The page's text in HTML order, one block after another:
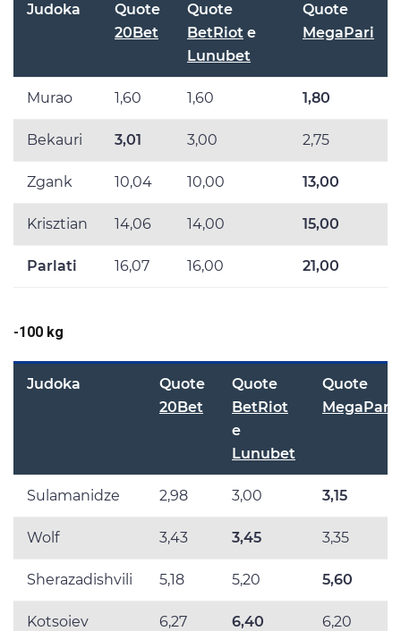
Judoka
Quote
20Bet
Quote
BetRiot e
Lunubet
Quote
MegaPari
Murao 1,60 1,60 1,80
Bekauri 3,01 3,00 2,75
Zgank 10,04 10,00 13,00
Krisztian 14,06 14,00 15,00
Parlati 16,07 16,00 21,00
-100 kg
Judoka
Quote
20Bet
Quote
BetRiot
e
Lunubet
Quote
MegaPari
Sulamanidze 2,98 3,00 3,15
Wolf 3,43 3,45 3,35
Sherazadishvili 5,18 5,20 5,60
Kotsoiev 6,27 6,40 6,20